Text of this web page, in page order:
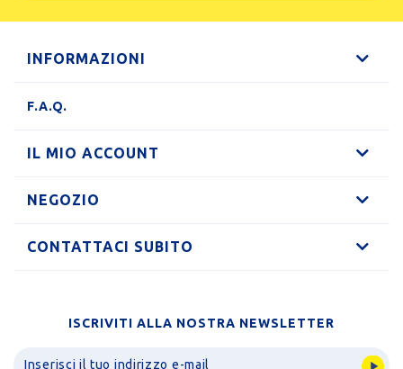
INFORMAZIONI
F.A.Q.
IL MIO ACCOUNT
NEGOZIO
CONTATTACI SUBITO
ISCRIVITI ALLA NOSTRA NEWSLETTER